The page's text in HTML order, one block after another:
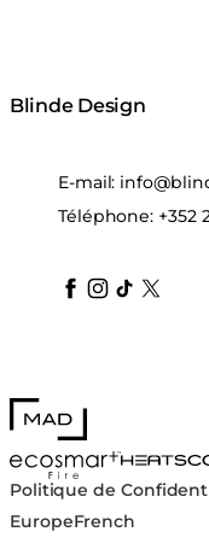
Blinde Design
E-mail:
Téléphone: +352
blindedesign
blindedesign
blinde-
MAD Design
EcoSmart Fire
Politique de
EuropeFrench